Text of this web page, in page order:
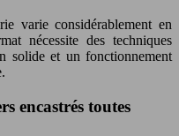
varie considérablement en
nécessite des techniques
solide et un fonctionnement
encastrés toutes